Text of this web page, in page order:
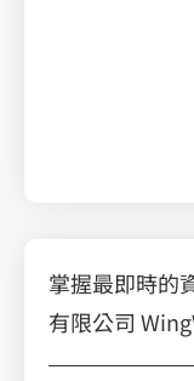
掌握最即時的
有限公司